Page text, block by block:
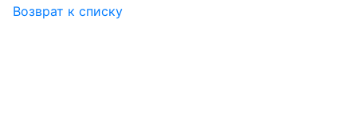
Возврат к списку